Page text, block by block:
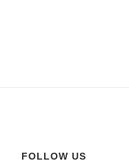
FOLLOW US